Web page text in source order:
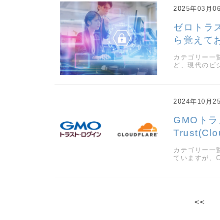
2025年03月
ゼロトラ
ら覚えて
カテゴリー一
ど、現代の
2024年10月
GMOト
カテゴリー一
ていますが
<<